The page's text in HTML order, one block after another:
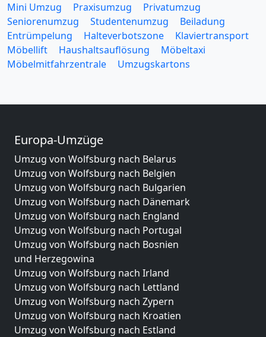
Mini Umzug
Praxisumzug
Privatumzug
Seniorenumzug
Studentenumzug
Beiladung
Entrümpelung
Halteverbotszone
Klaviertransport
Möbellift
Haushaltsauflösung
Möbeltaxi
Möbelmitfahrzentrale
Umzugskartons
Europa-Umzüge
Umzug von Wolfsburg nach Belarus
Umzug von Wolfsburg nach Belgien
Umzug von Wolfsburg nach Bulgarien
Umzug von Wolfsburg nach Dänemark
Umzug von Wolfsburg nach England
Umzug von Wolfsburg nach Portugal
Umzug von Wolfsburg nach Bosnien
und Herzegowina
Umzug von Wolfsburg nach Irland
Umzug von Wolfsburg nach Lettland
Umzug von Wolfsburg nach Zypern
Umzug von Wolfsburg nach Kroatien
Umzug von Wolfsburg nach Estland